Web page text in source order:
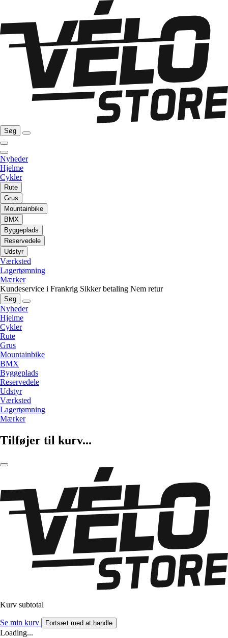
Søg
Nyheder
Hjelme
Cykler
Rute
Grus
Mountainbike
BMX
Byggeplads
Reservedele
Udstyr
Værksted
Lagertømning
Mærker
Kundeservice i Frankrig Sikker betaling Nem retur
Søg
Nyheder
Hjelme
Cykler
Rute
Grus
Mountainbike
BMX
Byggeplads
Reservedele
Udstyr
Værksted
Lagertømning
Mærker
Tilføjer til kurv...
Kurv subtotal
Se min kurv Fortsæt med at handle
Loading...